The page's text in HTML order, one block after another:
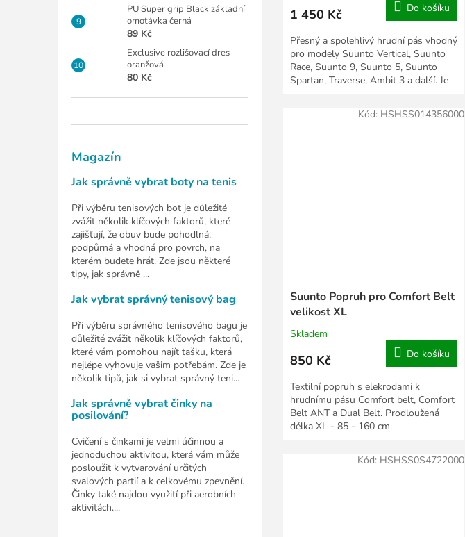
PU Super grip Black základní
omotávka černá
89 Kč
Exclusive rozlišovací dres
oranžová
80 Kč
Magazín
Jak správně vybrat boty na tenis
Při výběru tenisových bot je důležité
zvážit několik klíčových faktorů, které
zajišťují, že obuv bude pohodlná,
podpůrná a vhodná pro povrch, na
kterém budete hrát. Zde jsou některé
tipy, jak správně ...
Jak vybrat správný tenisový bag
Při výběru správného tenisového bagu je
důležité zvážit několik klíčových faktorů,
které vám pomohou najít tašku, která
nejlépe vyhovuje vašim potřebám. Zde je
několik tipů, jak si vybrat správný teni...
Jak správně vybrat činky na
posilování?
Cvičení s činkami je velmi účinnou a
jednoduchou aktivitou, která vám může
posloužit k vytvarování určitých
svalových partií a k celkovému zpevnění.
Činky také najdou využití při aerobních
aktivitách....
1 450 Kč Do košíku
Přesný a spolehlivý hrudní pás vhodný
pro modely Suunto Vertical, Suunto
Race, Suunto 9, Suunto 5, Suunto
Spartan, Traverse, Ambit 3 a další. Je
Suunto Popruh pro Comfort Belt
velikost XL
Skladem
850 Kč Do košíku
Textilní popruh s elekrodami k
hrudnímu pásu Comfort belt, Comfort
Belt ANT a Dual Belt. Prodloužená
délka XL - 85 - 160 cm.
Kód: HSHSS014356000
Kód: HSHSS0S4722000